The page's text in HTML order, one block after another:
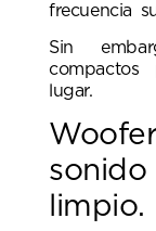
frecuencia
Sin
compactos
lugar.
limpio.